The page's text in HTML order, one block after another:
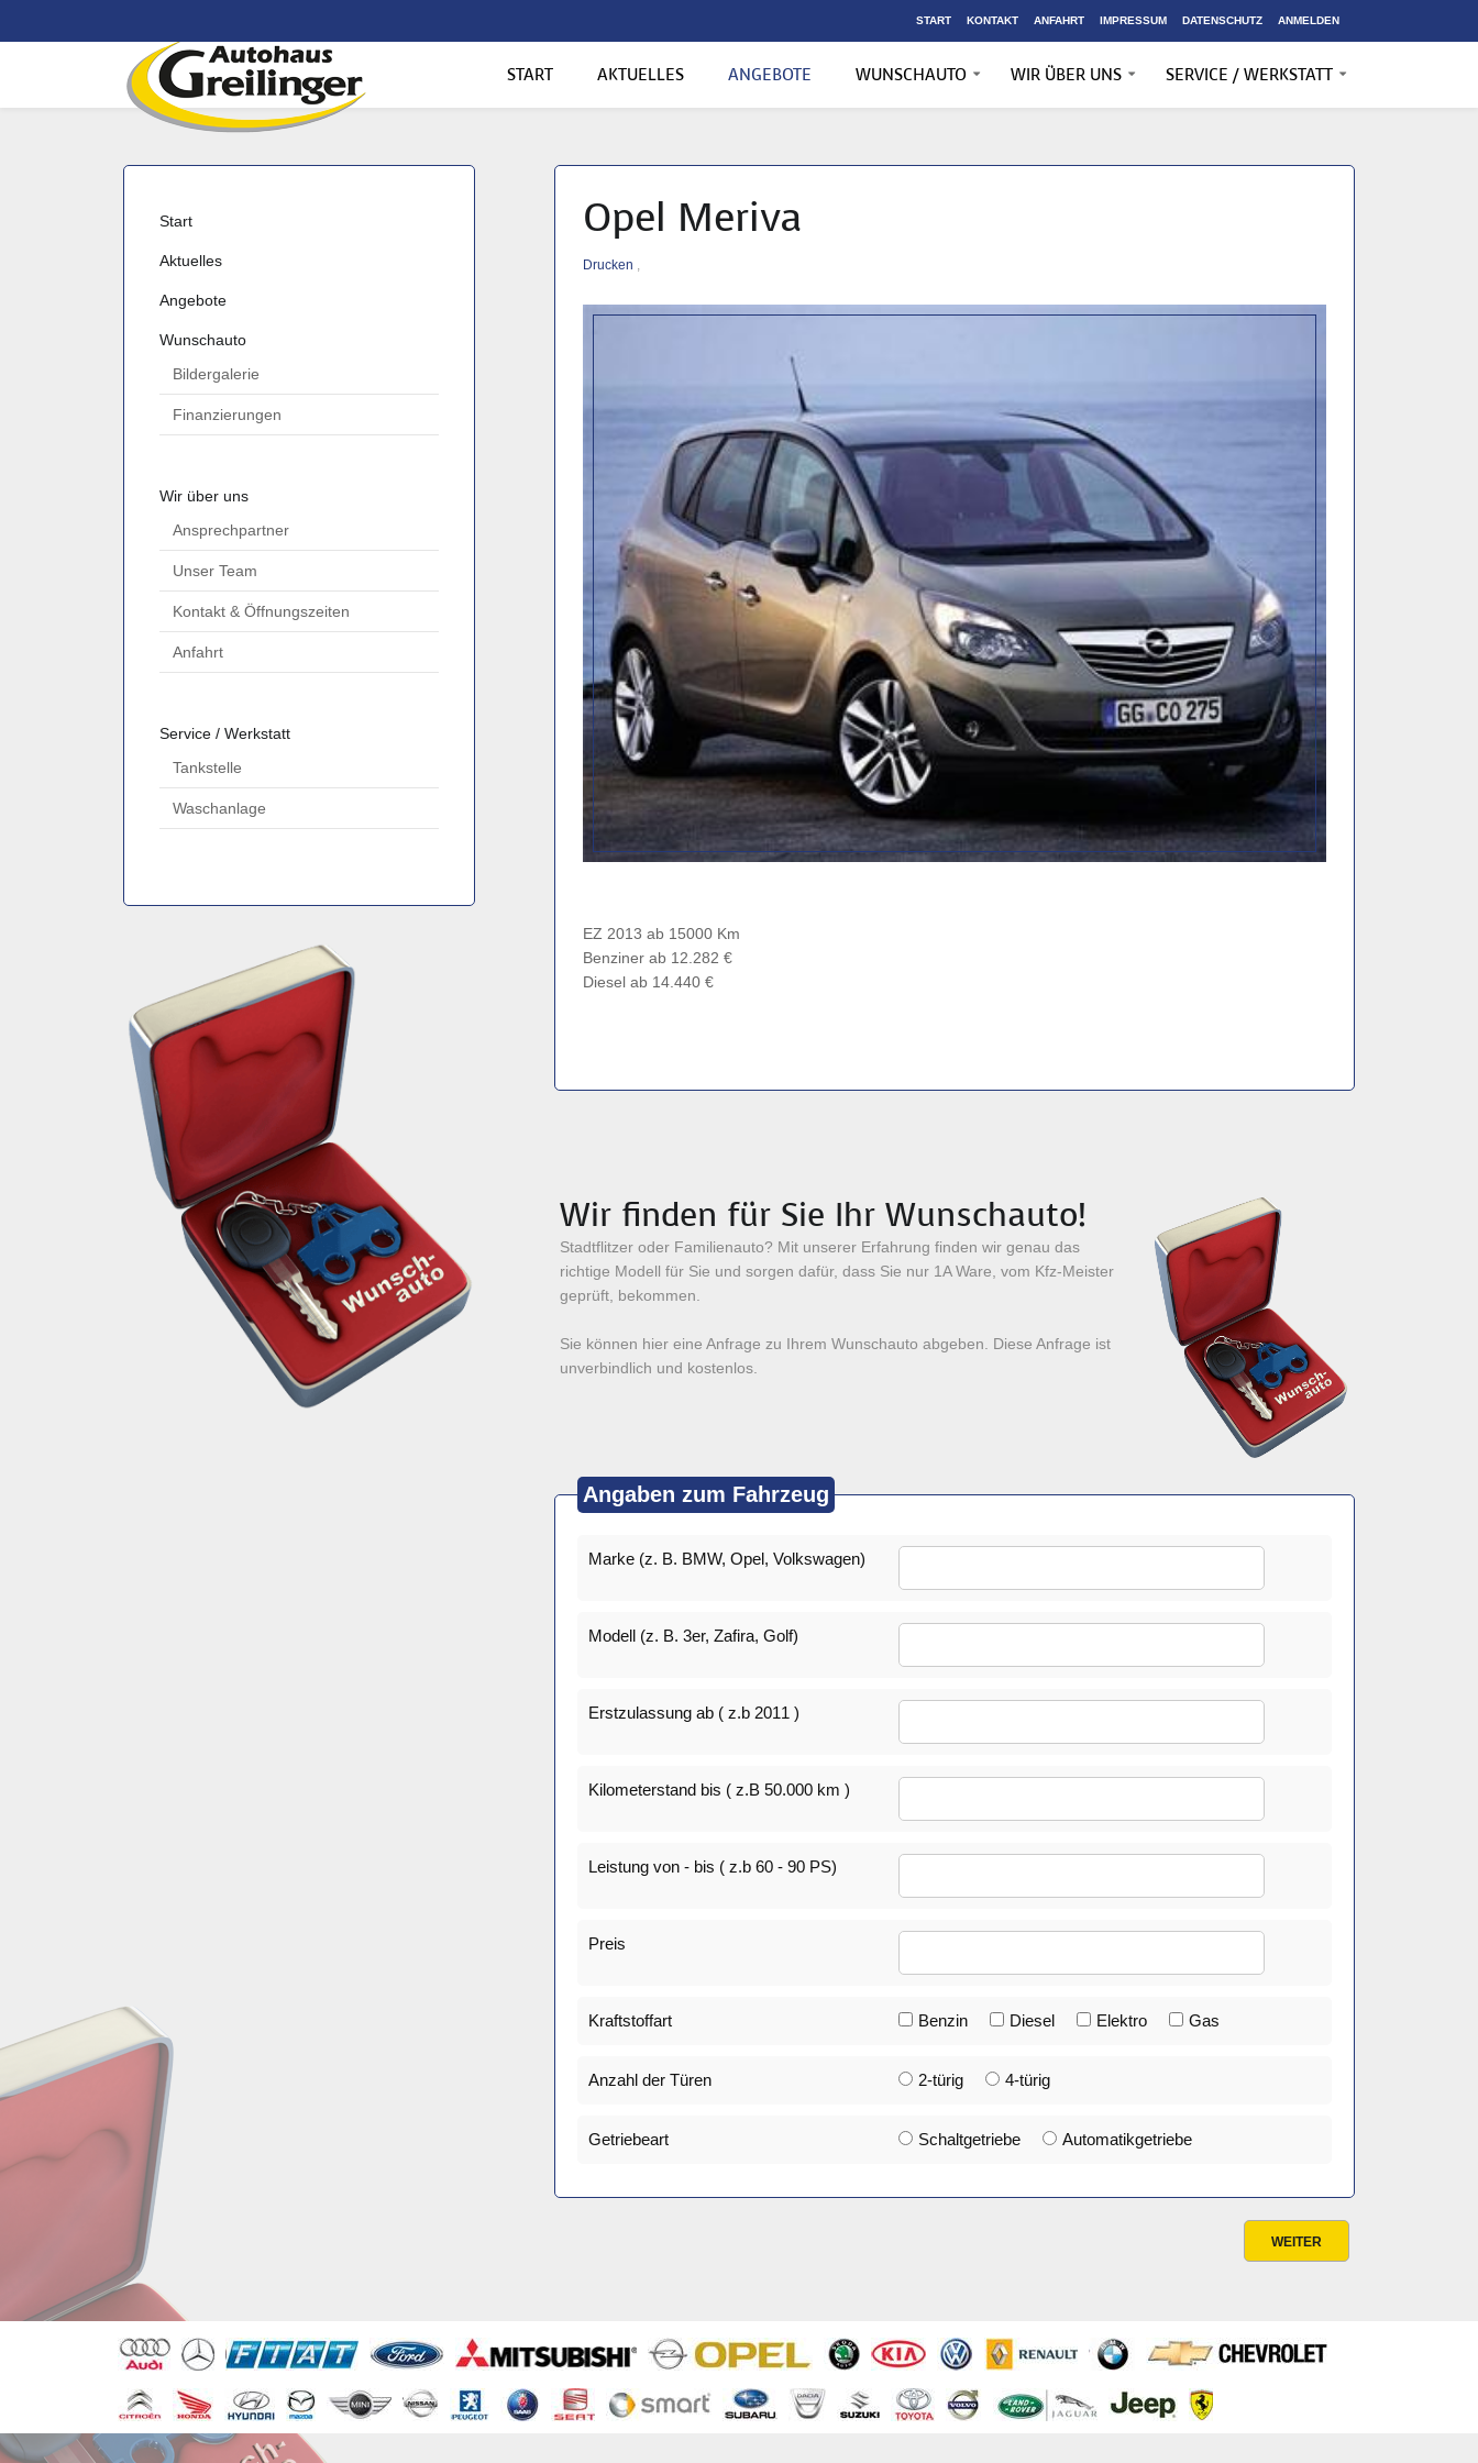
START KONTAKT ANFAHRT IMPRESSUM DATENSCHUTZ ANMELDEN
START AKTUELLES ANGEBOTE WUNSCHAUTO WIR ÜBER UNS SERVICE / WERKSTATT
Waschanlage
Opel Meriva
Drucken ,
EZ 2013 ab 15000 Km
Benziner ab 12.282 €
Diesel ab 14.440 €
Wir finden für Sie Ihr Wunschauto!
Stadtflitzer oder Familienauto? Mit unserer Erfahrung finden wir genau das
richtige Modell für Sie und sorgen dafür, dass Sie nur 1A Ware, vom Kfz-Meister
geprüft, bekommen.
Sie können hier eine Anfrage zu Ihrem Wunschauto abgeben. Diese Anfrage ist
unverbindlich und kostenlos.
Angaben zum Fahrzeug
Marke (z. B. BMW, Opel, Volkswagen)
Modell (z. B. 3er, Zafira, Golf)
Erstzulassung ab ( z.b 2011 )
Kilometerstand bis ( z.B 50.000 km )
Leistung von - bis ( z.b 60 - 90 PS)
Preis
Kraftstoffart Benzin Diesel Elektro Gas
Anzahl der Türen 2-türig 4-türig
Getriebeart Schaltgetriebe Automatikgetriebe
WEITER
Start
Aktuelles
Angebote
Wunschauto
Bildergalerie
Finanzierungen
Wir über uns
Ansprechpartner
Unser Team
Kontakt & Öffnungszeiten
Anfahrt
Service / Werkstatt
Tankstelle
Waschanlage